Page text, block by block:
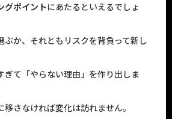
グポイントにあたるといえるでしょ
ぶか、それともリスクを背負って新し
ぎて「やらない理由」を作り出しま
さなければ変化は訪れません。